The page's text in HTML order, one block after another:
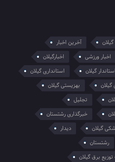
آخرین اخبار
اخبار ورزشی
اخبارگیلان
استاندار گیلان
استانداری گیلان
گیلان
بهزیستی گیلان
تجلیل
خبرگذاری رشتستان
گیلان
دیدار
رشتستان
برق گیلان